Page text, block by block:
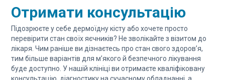
Отримати консультацію
Підозрюєте у себе дермоїдну кісту або хочете просто
перевірити стан своїх яєчників? Не зволікайте з візитом до
лікаря. Чим раніше ви дізнаєтесь про стан свого здоров’я,
тим більше варіантів для м’якого й безпечного лікування
буде доступно. У нашій клініці ви отримаєте кваліфіковану